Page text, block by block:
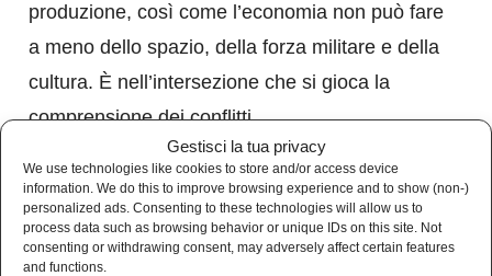
Gestisci la tua privacy
We use technologies like cookies to store and/or access device
information. We do this to improve browsing experience and to show (non-)
personalized ads. Consenting to these technologies will allow us to
process data such as browsing behavior or unique IDs on this site. Not
consenting or withdrawing consent, may adversely affect certain features
and functions.
produzione, così come l’economia non può fare
a meno dello spazio, della forza militare e della
cultura. È nell’intersezione che si gioca la
comprensione dei conflitti.
Il caso russo-ucraino è emblematico. Spiegarlo
come una semplice guerra “per le risorse”
significa non conoscere né la storia russa né gli